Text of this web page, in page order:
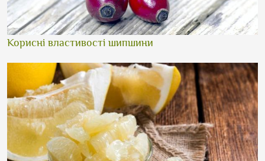
Корисні властивості шипшини